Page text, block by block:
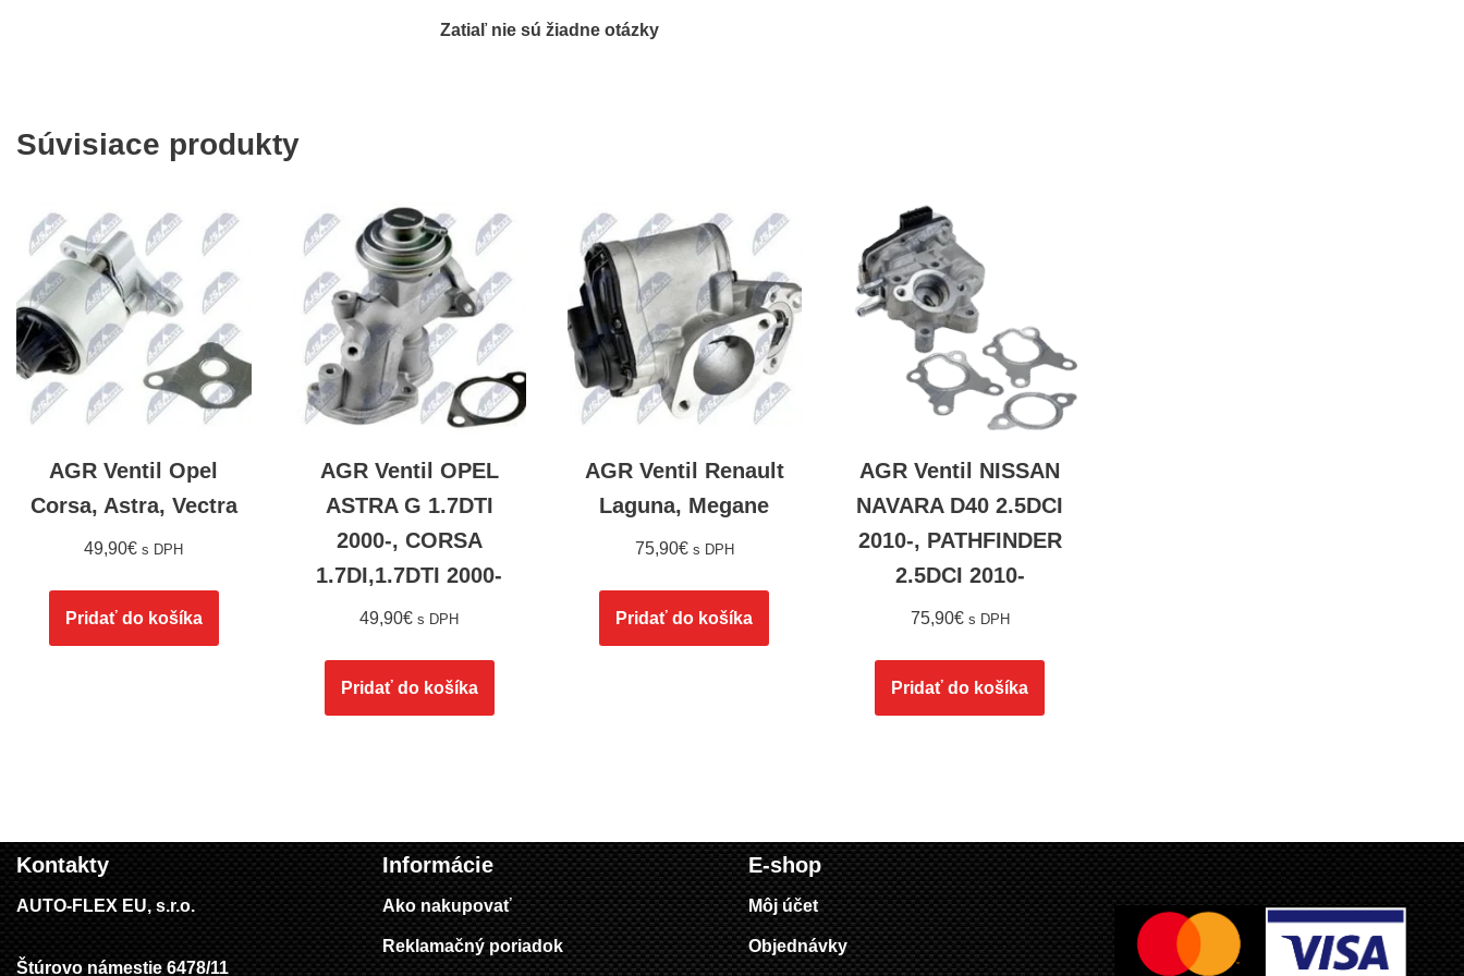
Zatiaľ nie sú žiadne otázky
Súvisiace produkty
AGR Ventil Opel
Corsa, Astra, Vectra
49,90€ s DPH
Pridať do košíka
AGR Ventil OPEL
ASTRA G 1.7DTI
2000-, CORSA
1.7DI,1.7DTI 2000-
49,90€ s DPH
Pridať do košíka
AGR Ventil Renault
Laguna, Megane
75,90€ s DPH
Pridať do košíka
AGR Ventil NISSAN
NAVARA D40 2.5DCI
2010-, PATHFINDER
2.5DCI 2010-
75,90€ s DPH
Pridať do košíka
Kontakty
AUTO-FLEX EU, s.r.o.
Štúrovo námestie 6478/11
Informácie
Ako nakupovať
Reklamačný poriadok
E-shop
Môj účet
Objednávky